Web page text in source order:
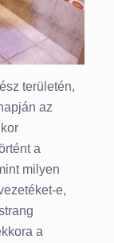
területén,
az
a
milyen
e,
a